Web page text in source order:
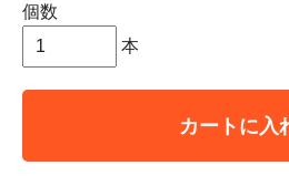
個数
本
カートに入